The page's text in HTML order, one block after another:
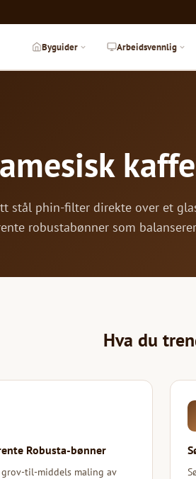
Byguider Arbeidsvennlig
kaffe
phin-filter direkte over et
robustabønner som
Hva du
Robusta-bønner
grov-til-middels maling av